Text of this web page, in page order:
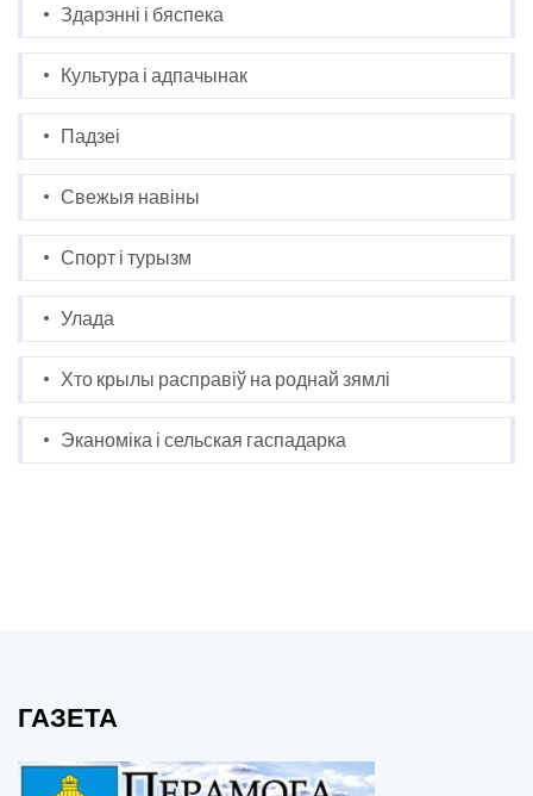
Здарэнні і бяспека
Культура і адпачынак
Падзеі
Свежыя навіны
Спорт і турызм
Улада
Хто крылы расправіў на роднай зямлі
Эканоміка і сельская гаспадарка
ГАЗЕТА